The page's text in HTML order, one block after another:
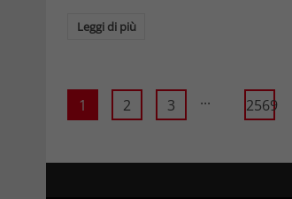
Leggi di più
1 2 3 ... 2569